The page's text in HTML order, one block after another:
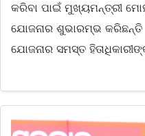
କରିବା ପାଇଁ ମୁଖ୍ୟମନ୍ତ୍ରୀ
ଯୋଜନାର ଶୁଭାରମ୍ଭ କରିଛନ୍ତି
ଯୋଜନାର ସମସ୍ତ